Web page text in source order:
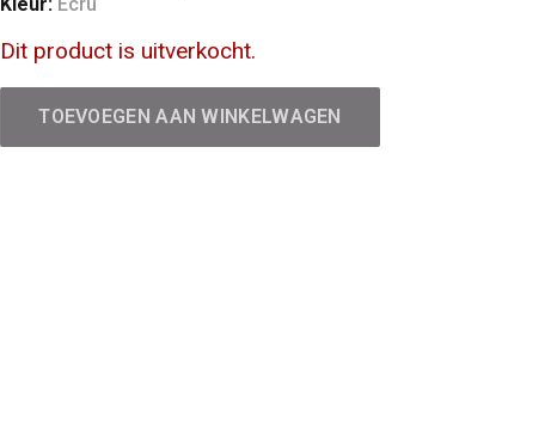
Dit product is uitverkocht.
TOEVOEGEN AAN WINKELWAGEN